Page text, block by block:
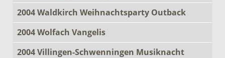
2004 Waldkirch Weihnachtsparty Outback
2004 Wolfach Vangelis
2004 Villingen-Schwenningen Musiknacht